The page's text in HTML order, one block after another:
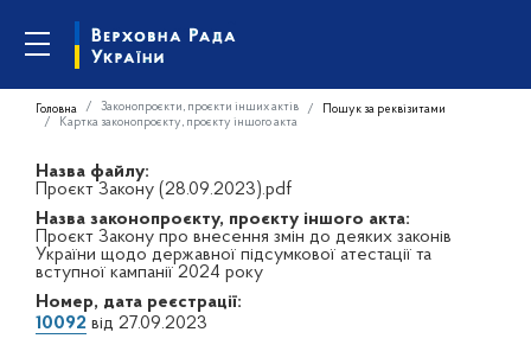
Головна Законопроєкти, проєкти інших актів
Пошук за реквізитами
Картка законопроєкту, проєкту іншого акта
Назва файлу:
Проєкт Закону (28.09.2023).pdf
Назва законопроєкту, проєкту іншого акта:
Проєкт Закону про внесення змін до деяких законів
України щодо державної підсумкової атестації та
вступної кампанії 2024 року
Номер, дата реєстрації:
10092 від 27.09.2023